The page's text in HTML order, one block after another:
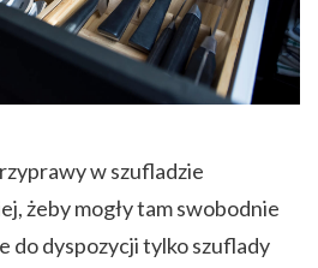
w szufladzie
żeby mogły tam swobodnie
do dyspozycji tylko szuflady